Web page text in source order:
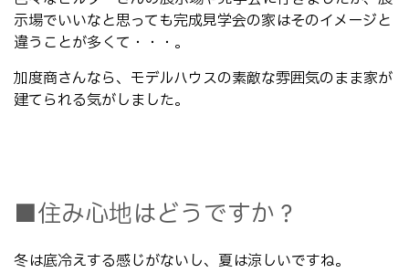
示場でいいなと思っても完成見学会の家はそのイメージと
違うことが多くて・・・。
加度商さんなら、モデルハウスの素敵な雰囲気のまま家が
建てられる気がしました。
■住み心地はどうですか？
冬は底冷えする感じがないし、夏は涼しいですね。